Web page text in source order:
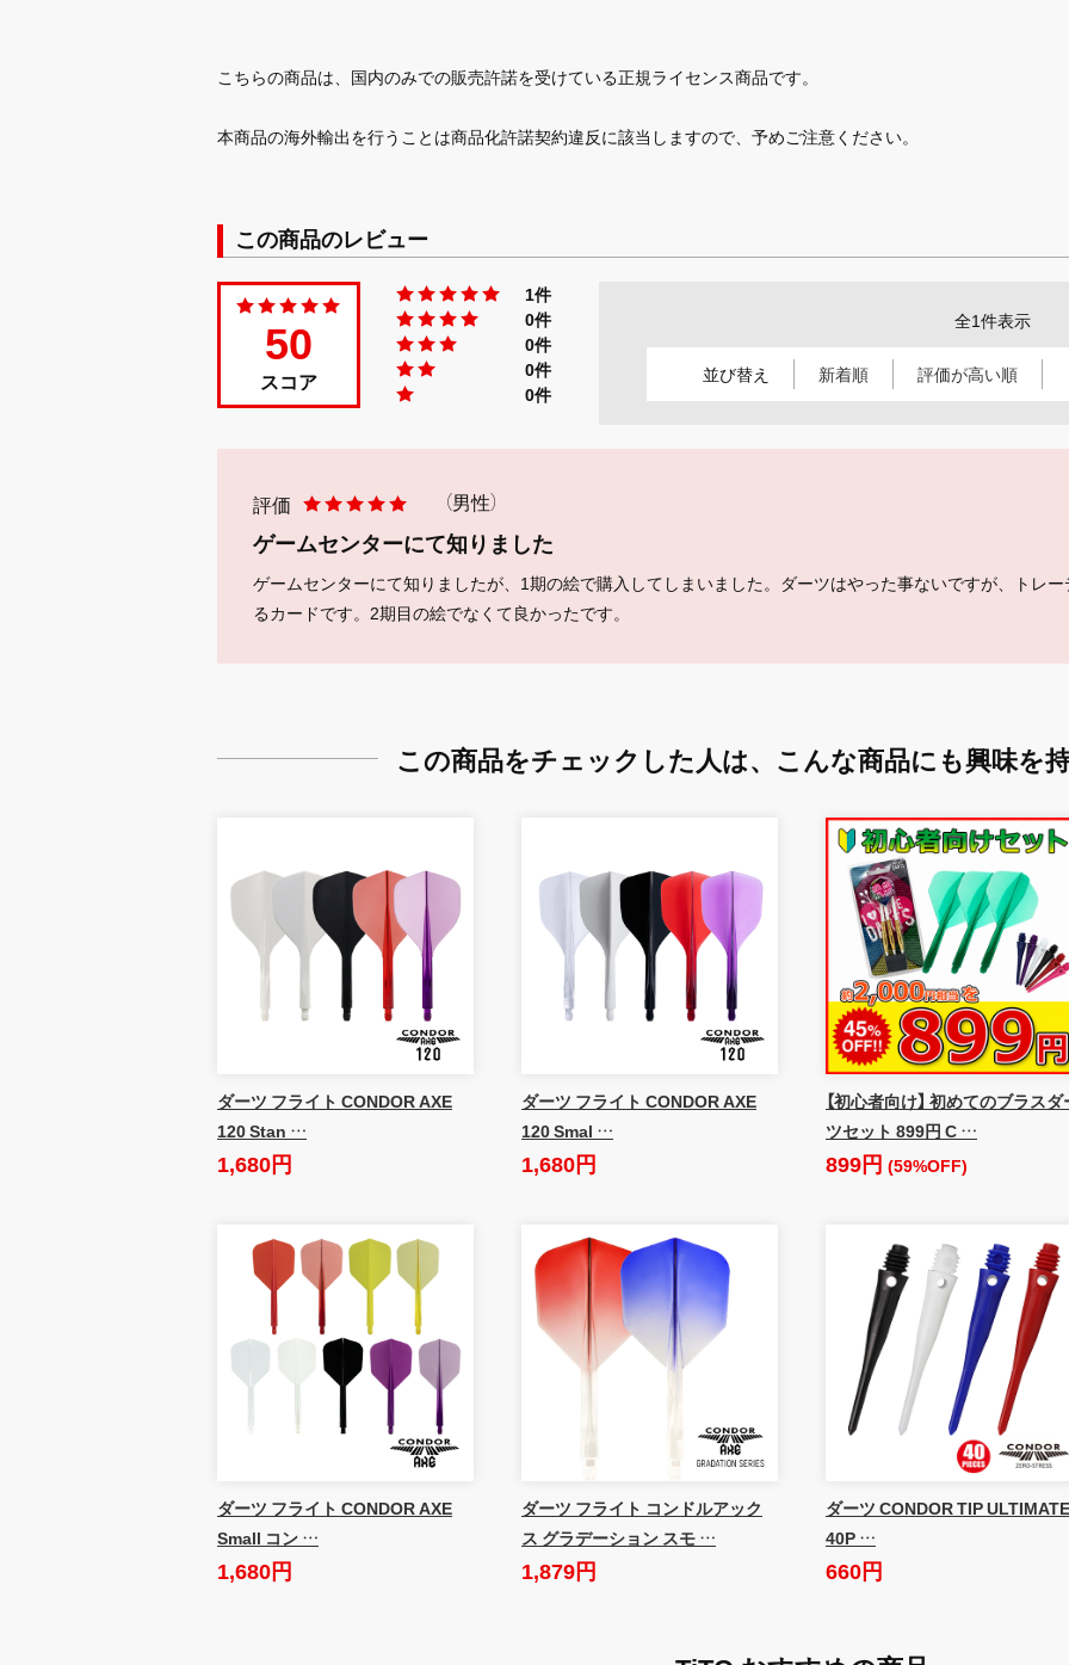
こちらの商品は、国内のみでの販売許諾を受けている正規ライセンス商品です。
本商品の海外輸出を行うことは商品化許諾契約違反に該当しますので、予めご注意ください。
この商品のレビュー
50
スコア
1件
0件
0件
0件
0件
全1件表示
並び替え 新着順 評価が高い順
評価 （男性）
ゲームセンターにて知りました
ゲームセンターにて知りましたが、1期の絵で購入してしまいました。ダーツはやった事ないですが、トレ
るカードです。2期目の絵でなくて良かったです。
この商品をチェックした人は、 こんな商品にも興味を
ダーツ フライト CONDOR AXE
120 Stan …
1,680円
ダーツ フライト CONDOR AXE
120 Smal …
1,680円
【初心者向け】 初めてのブラスダ
ツセット 899円 C …
899円 (59%OFF)
ダーツ フライト CONDOR AXE
Small コン …
1,680円
ダーツ フライト コンドルアック
ス グラデーション スモ …
1,879円
ダーツ CONDOR TIP ULTIMATE
40P …
660円